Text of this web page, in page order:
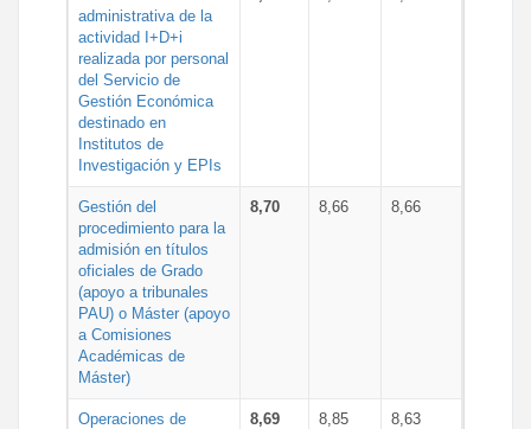
administrativa de la
actividad I+D+i
realizada por personal
del Servicio de
Gestión Económica
destinado en
Institutos de
Investigación y EPIs
Gestión del
procedimiento para la
admisión en títulos
oficiales de Grado
(apoyo a tribunales
PAU) o Máster (apoyo
a Comisiones
Académicas de
Máster)
8,70 8,66 8,66
Operaciones de
8,69 8,85 8,63